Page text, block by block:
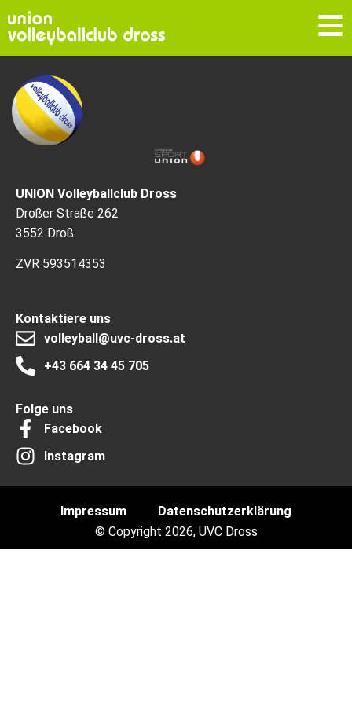
UNION Volleyballclub Dross
Droßer Straße 262
3552 Droß
ZVR 593514353
Kontaktiere uns
volleyball@uvc-dross.at
+43 664 34 45 705
Folge uns
Facebook
Instagram
Impressum
Datenschutzerklärung
© Copyright 2026, UVC Dross